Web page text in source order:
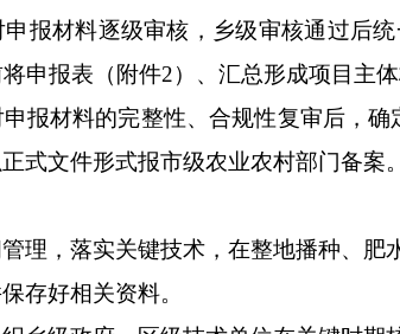
材料逐级审核，乡级审核通过后统
申报表（附件2）、汇总形成项目主
材料的完整性、合规性复审后，确
式文件形式报市级农业农村部门备案
，落实关键技术，在整地播种、肥
存好相关资料。